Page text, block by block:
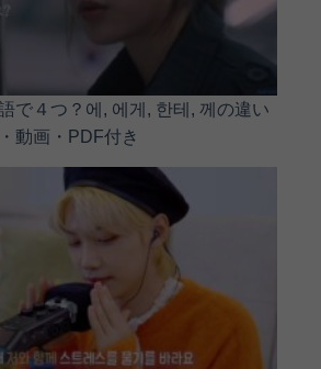
で４つ？에, 에게, 한테, 께の違い
動画・PDF付き